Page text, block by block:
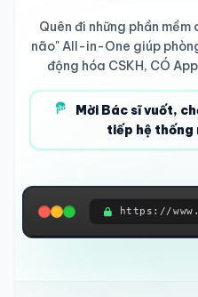
Quên đi những phần
não" All-in-One giúp
động hóa CSKH, CÓ
Mời Bác sĩ vuốt,
tiếp hệ thống
https://